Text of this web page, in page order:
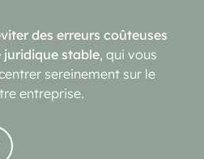
des erreurs coûteuses
juridique stable, qui vous
sereinement sur le
entreprise.